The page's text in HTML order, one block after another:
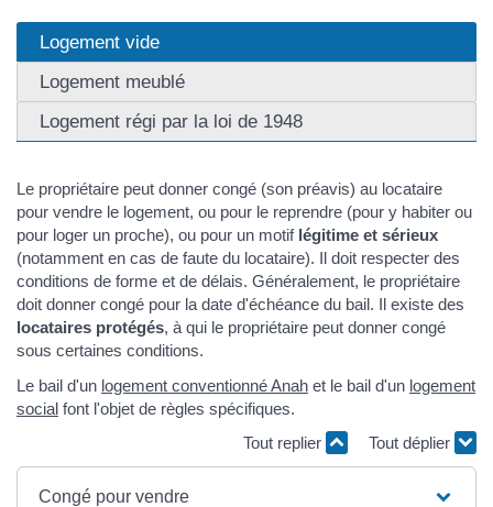
Logement vide
Logement meublé
Logement régi par la loi de 1948
Le propriétaire peut donner congé (son préavis) au locataire
pour vendre le logement, ou pour le reprendre (pour y habiter ou
pour loger un proche), ou pour un motiflégitime et sérieux
(notamment en cas de faute du locataire). Il doit respecter des
conditions de forme et de délais. Généralement, le propriétaire
doit donner congé pour la date d'échéance du bail. Il existe des
locataires protégés, à qui le propriétaire peut donner congé
sous certaines conditions.
Le bail d'un logement conventionné Anah et le bail d'un logement
social font l'objet de règles spécifiques.
Tout replier
Tout déplier
Congé pour vendre